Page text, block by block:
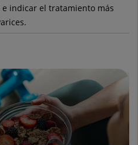
indicar el tratamiento más